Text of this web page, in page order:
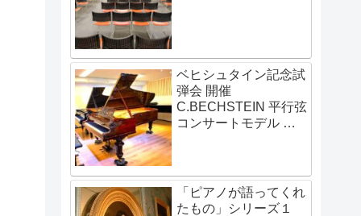
ベヒシュタイン記念試
弾会 開催
C.BECHSTEIN 平行弦
コンサートモデル 伝
「ピアノが語ってくれ
たもの」シリーズ１